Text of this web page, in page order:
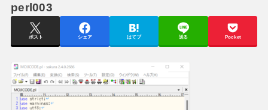
perl003
ポスト シェア はてブ 送る Pocket